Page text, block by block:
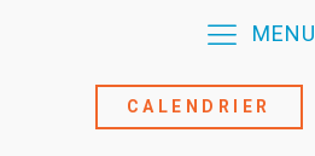
MENU
CALENDRIER